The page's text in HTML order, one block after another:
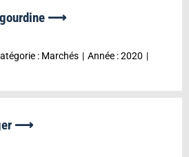
⟶
: Marchés Année :2020
⟶